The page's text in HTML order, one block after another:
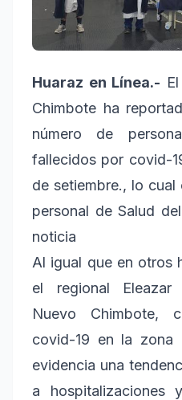
Huaraz en Línea.-
Chimbote ha
número de
fallecidos por covid-
de setiembre., lo
personal de Salud
noticia
Al igual que en otros
el regional
Nuevo Chimbote,
covid-19 en la zona
evidencia una
a hospitalizaciones